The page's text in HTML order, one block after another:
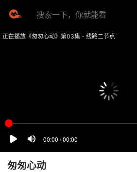
正在播放《匆匆心动》第03集 - 线路二节点
匆匆心动